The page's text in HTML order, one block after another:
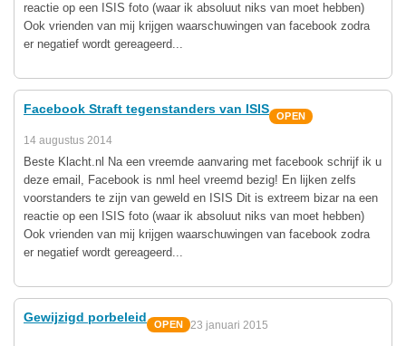
reactie op een ISIS foto (waar ik absoluut niks van moet hebben)
Ook vrienden van mij krijgen waarschuwingen van facebook zodra
er negatief wordt gereageerd...
Facebook Straft tegenstanders van ISIS OPEN
14 augustus 2014
Beste Klacht.nl Na een vreemde aanvaring met facebook schrijf ik u
deze email, Facebook is nml heel vreemd bezig! En lijken zelfs
voorstanders te zijn van geweld en ISIS Dit is extreem bizar na een
reactie op een ISIS foto (waar ik absoluut niks van moet hebben)
Ook vrienden van mij krijgen waarschuwingen van facebook zodra
er negatief wordt gereageerd...
Gewijzigd porbeleid OPEN 23 januari 2015